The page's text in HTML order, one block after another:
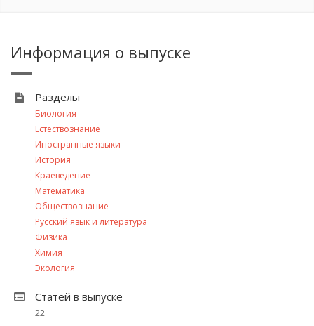
Информация о выпуске
Разделы
Биология
Естествознание
Иностранные языки
История
Краеведение
Математика
Обществознание
Русский язык и литература
Физика
Химия
Экология
Статей в выпуске
22